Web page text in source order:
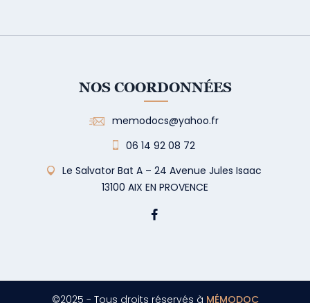
NOS COORDONNÉES
memodocs@yahoo.fr
06 14 92 08 72
Le Salvator Bat A – 24 Avenue Jules Isaac
13100 AIX EN PROVENCE
©2025 - Tous droits réservés à MÉMODOC